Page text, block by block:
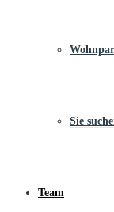
Sie
Team